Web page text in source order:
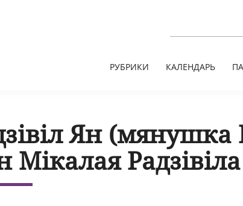
РУБРИКИ КАЛЕНДАРЬ
Ян (мянушка
Мікалая